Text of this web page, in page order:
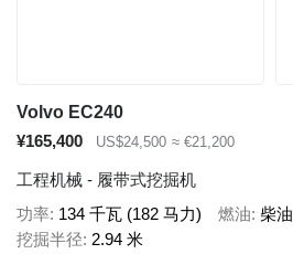
Volvo EC240
¥165,400
US$24,500 ≈ €21,200
工程机械 - 履带式挖掘机
功率 134 千瓦 (182 马力) 燃油 柴油
挖掘半径 2.94 米